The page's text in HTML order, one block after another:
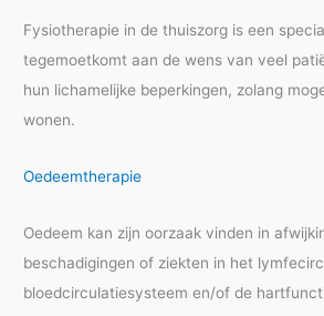
Fysiotherapie in de thuiszorg is een
tegemoetkomt aan de wens van veel
hun lichamelijke beperkingen, zolang
wonen.
Oedeemtherapie
Oedeem kan zijn oorzaak vinden in
beschadigingen of ziekten in het
bloedcirculatiesysteem en/of de